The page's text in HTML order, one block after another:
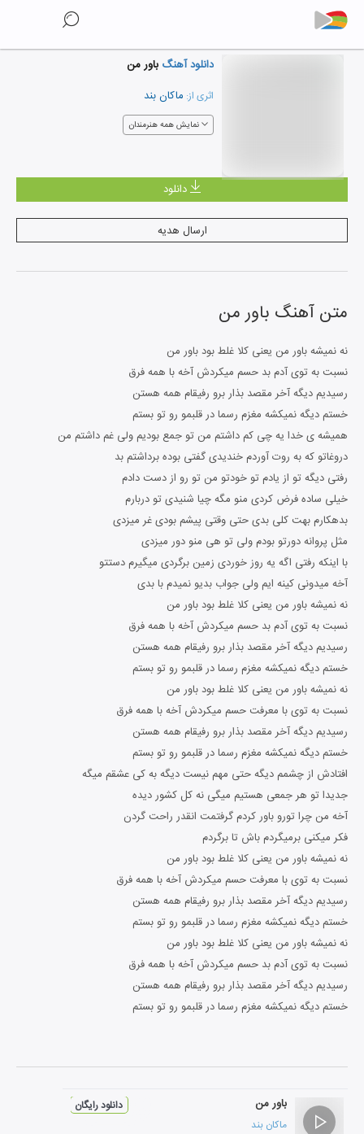
دانلود آهنگ باور من
اثری از: ماکان بند
نمایش همه هنرمندان
دانلود
ارسال هدیه
متن آهنگ باور من
نه نمیشه باور من یعنی کلا غلط بود باور من
نسبت به توی آدم بد حسم میکردش آخه با همه فرق
رسیدیم دیگه آخر مقصد بذار برو رفیقام همه هستن
خستم دیگه نمیکشه مغزم رسما در قلبمو رو تو بستم
همیشه ی خدا یه چی کم داشتم من تو جمع بودیم ولی غم داشتم من
دروغاتو که به روت آوردم خندیدی گفتی بوده برداشتم بد
رفتی دیگه تو از یادم تو خودتو من تو رو از دست دادم
خیلی ساده فرض کردی منو مگه چیا شنیدی تو دربارم
بدهکارم بهت کلی بدی حتی وقتی پیشم بودی غر میزدی
مثل پروانه دورتو بودم ولی تو هی منو دور میزدی
با اینکه رفتی اگه یه روز خوردی زمین برگردی میگیرم دستتو
آخه میدونی کینه ایم ولی جواب بدیو نمیدم با بدی
نه نمیشه باور من یعنی کلا غلط بود باور من
نسبت به توی آدم بد حسم میکردش آخه با همه فرق
رسیدیم دیگه آخر مقصد بذار برو رفیقام همه هستن
خستم دیگه نمیکشه مغزم رسما در قلبمو رو تو بستم
نه نمیشه باور من یعنی کلا غلط بود باور من
نسبت به توی با معرفت حسم میکردش آخه با همه فرق
رسیدیم دیگه آخر مقصد بذار برو رفیقام همه هستن
خستم دیگه نمیکشه مغزم رسما در قلبمو رو تو بستم
افتادش از چشمم دیگه حتی مهم نیست دیگه به کی عشقم میگه
جدیدا تو هر جمعی هستیم میگی نه کل کشور دیده
آخه من چرا تورو باور کردم گرفتمت انقدر راحت گردن
فکر میکنی برمیگردم باش تا برگردم
نه نمیشه باور من یعنی کلا غلط بود باور من
نسبت به توی با معرفت حسم میکردش آخه با همه فرق
رسیدیم دیگه آخر مقصد بذار برو رفیقام همه هستن
خستم دیگه نمیکشه مغزم رسما در قلبمو رو تو بستم
نه نمیشه باور من یعنی کلا غلط بود باور من
نسبت به توی آدم بد حسم میکردش آخه با همه فرق
رسیدیم دیگه آخر مقصد بذار برو رفیقام همه هستن
خستم دیگه نمیکشه مغزم رسما در قلبمو رو تو بستم
باور من
ماکان بند
دانلود رایگان